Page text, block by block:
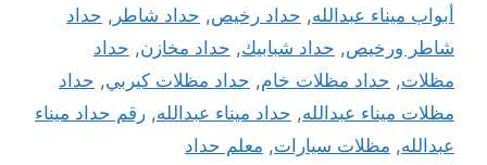
أبواب ميناء عبدالله, حداد رخيص, حداد شاطر , حداد
شاطر ورخيص, حداد شبابيك, حداد مخازن, حداد
مظلات, حداد مظلات خام, حداد مظلات كيربي, حداد
مظلات ميناء عبدالله, حداد ميناء عبدالله, رقم حداد ميناء
عبدالله, مظلات سيارات, معلم حداد